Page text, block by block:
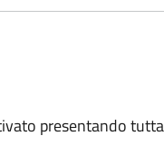
presentando